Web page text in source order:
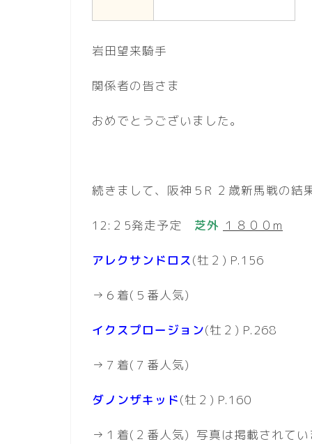
岩田望来騎手
関係者の皆さま
おめでとうございました。
続きまして、阪神５R ２歳新馬戦の結
12:２5発走予定 芝外 １８００m
アレクサンドロス(牡２) P.156
→６着(５番人気)
イクスプロージョン(牡２) P.268
→７着(７番人気)
ダノンザキッド(牡２) P.160
→１着(２番人気) 写真は掲載されてい